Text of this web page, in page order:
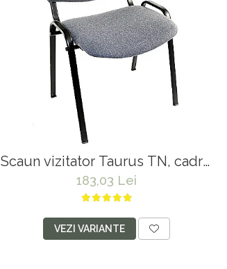
Scaun vizitator Taurus TN, cadru
metalic, tapitat cu stofa, stivuibil,
120 kg, negru
183,03 Lei
VEZI VARIANTE